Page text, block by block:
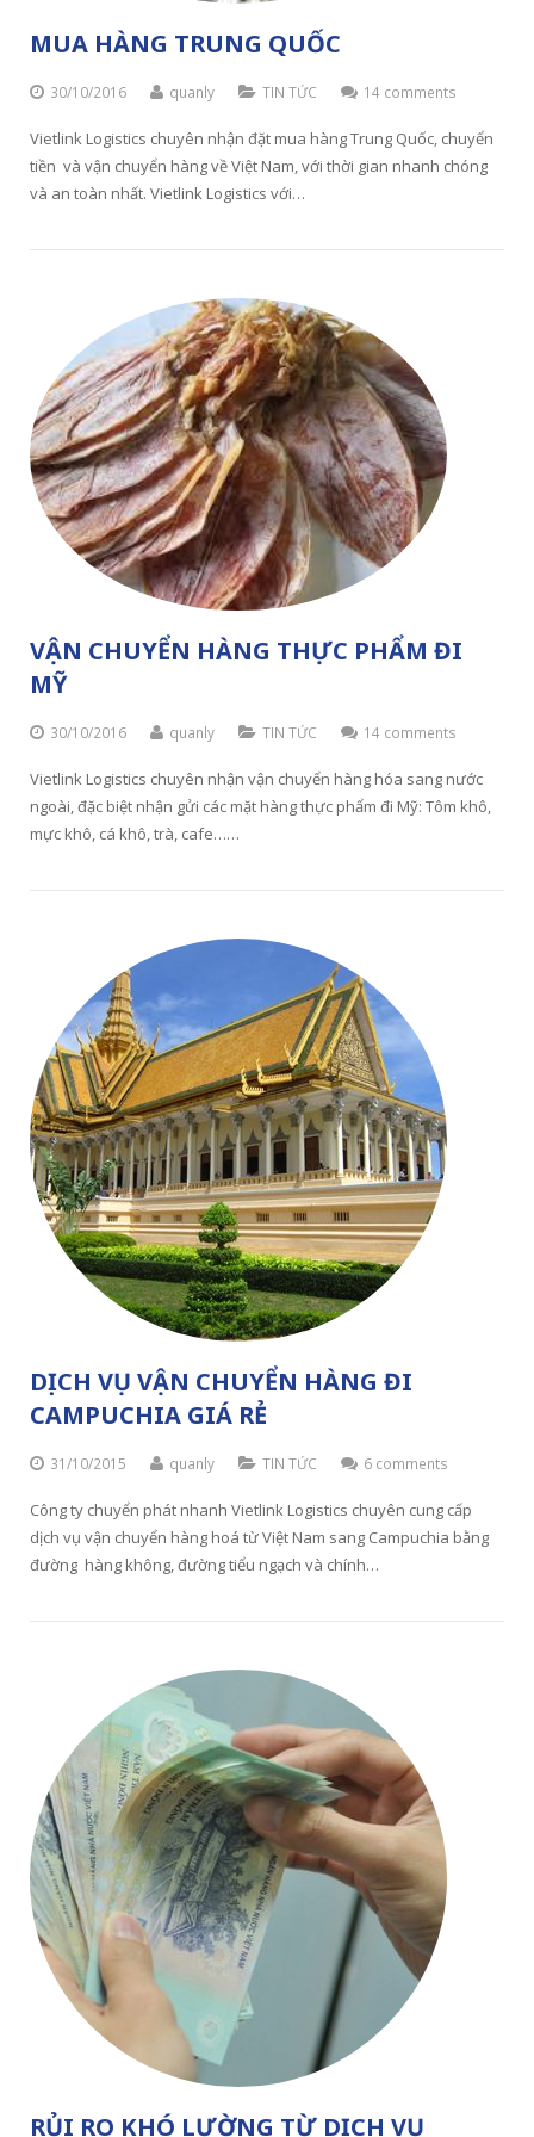
MUA HÀNG TRUNG QUỐC
30/10/2016 quanly TIN TỨC 14 comments
Vietlink Logistics chuyên nhận đặt mua hàng Trung Quốc, chuyển
tiền và vận chuyển hàng về Việt Nam, với thời gian nhanh chóng
và an toàn nhất. Vietlink Logistics với…
VẬN CHUYỂN HÀNG THỰC PHẨM ĐI
MỸ
30/10/2016 quanly TIN TỨC 14 comments
Vietlink Logistics chuyên nhận vận chuyển hàng hóa sang nước
ngoài, đặc biệt nhận gửi các mặt hàng thực phẩm đi Mỹ: Tôm khô,
mực khô, cá khô, trà, cafe……
DỊCH VỤ VẬN CHUYỂN HÀNG ĐI
CAMPUCHIA GIÁ RẺ
31/10/2015 quanly TIN TỨC 6 comments
Công ty chuyển phát nhanh Vietlink Logistics chuyên cung cấp
dịch vụ vận chuyển hàng hoá từ Việt Nam sang Campuchia bằng
đường hàng không, đường tiểu ngạch và chính…
RỦI RO KHÓ LƯỜNG TỪ DỊCH VỤ